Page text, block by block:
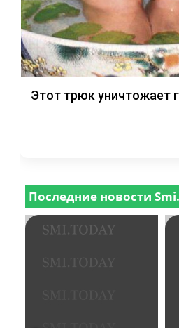
Этот трюк уничтожает